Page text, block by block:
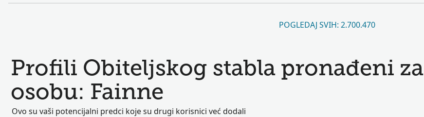
POGLEDAJ SVIH: 2.700.470
Profili Obiteljskog stabla pronađeni za
osobu: Fainne
Ovo su vaši potencijalni predci koje su drugi korisnici već dodali